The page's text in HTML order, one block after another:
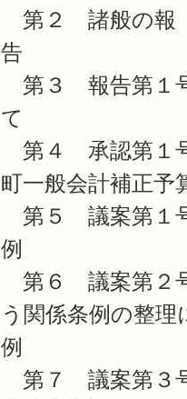
第２ 諸般の報
第３ 報告第１
第４ 承認第１
町一般会計補
第５ 議案第１
第６ 議案第２
う関係条例の整理
第７ 議案第３